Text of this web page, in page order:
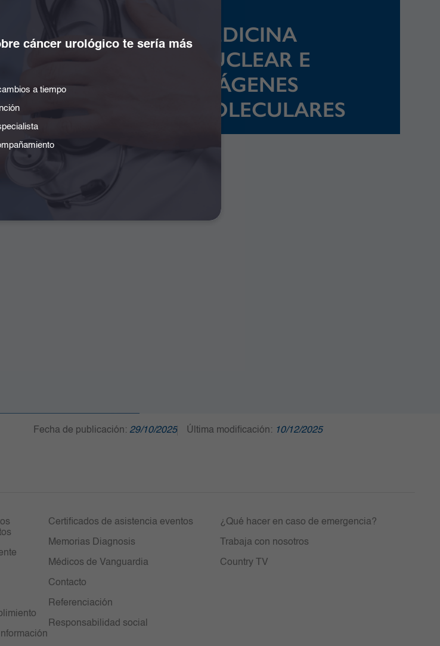
MEDICINA
NUCLEAR E
IMÁGENES
MOLECULARES
Fecha de publicación: 29/10/2025 Última modificación: 10/12/2025
cáncer urológico te sería más
a tiempo
Certificados de asistencia eventos
Memorias Diagnosis
Médicos de Vanguardia
Contacto
Referenciación
Responsabilidad social
¿Qué hacer en caso de emergencia?
Trabaja con nosotros
Country TV